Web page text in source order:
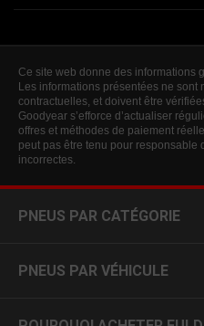
Ce site web donne des informations
Les informations présentées ne
contractuelles, et doivent être
Goodyear s’efforce d’actualiser
offres et méthodes de paiement
peut pas être tenu pour responsable
incorrectes.
PNEUS PAR CATÉGORIE
PNEUS PAR VÉHICULE